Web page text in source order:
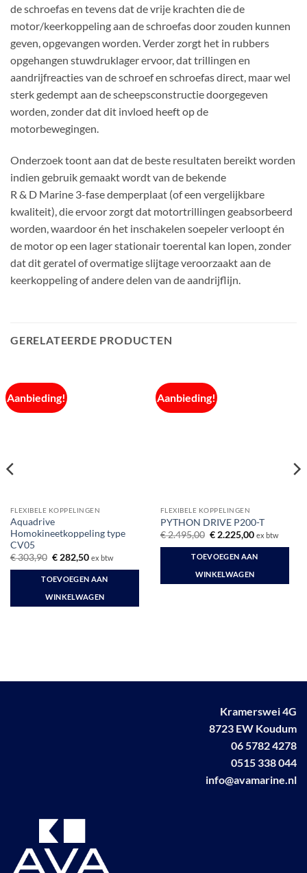
de schroefas en tevens dat de vrije krachten die de
motor/keerkoppeling aan de schroefas door zouden kunnen
geven, opgevangen worden. Verder zorgt het in rubbers
opgehangen stuwdruklager ervoor, dat trillingen en
aandrijfreacties van de schroef en schroefas direct, maar wel
sterk gedempt aan de scheepsconstructie doorgegeven
worden, zonder dat dit invloed heeft op de
motorbewegingen.
Onderzoek toont aan dat de beste resultaten bereikt worden
indien gebruik gemaakt wordt van de bekende
R & D Marine 3-fase demperplaat (of een vergelijkbare
kwaliteit), die ervoor zorgt dat motortrillingen geabsorbeerd
worden, waardoor én het inschakelen soepeler verloopt én
de motor op een lager stationair toerental kan lopen, zonder
dat dit geratel of overmatige slijtage veroorzaakt aan de
keerkoppeling of andere delen van de aandrijflijn.
GERELATEERDE PRODUCTEN
Aanbieding!
FLEXIBELE KOPPELINGEN
Aquadrive
Homokineetkoppeling type
CV05
€303,90 Oorspronkelijke
was:
€ 303,90.
€282,50Huidige
is:
€ 282,50.
ex btw
TOEVOEGEN AAN
WINKELWAGEN
Aanbieding!
FLEXIBELE KOPPELINGEN
PYTHON DRIVE P200-T
€2.495,00 Oorspronkelijke
was:
€ 2.495,00.
€2.225,00Huidige
is:
€ 2.225,00.
ex btw
TOEVOEGEN AAN
WINKELWAGEN
Kramerswei 4G
8723 EW Koudum
06 5782 4278
0515 338 044
info@avamarine.nl